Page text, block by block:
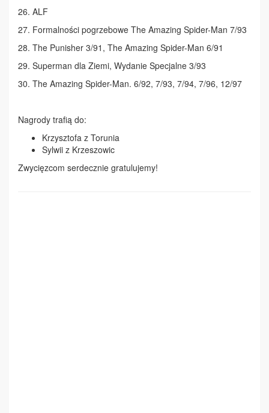
26. ALF
27. Formalności pogrzebowe The Amazing Spider-Man 7/93
28. The Punisher 3/91, The Amazing Spider-Man 6/91
29. Superman dla Ziemi, Wydanie Specjalne 3/93
30. The Amazing Spider-Man. 6/92, 7/93, 7/94, 7/96, 12/97
Nagrody trafią do:
Krzysztofa z Torunia
Sylwii z Krzeszowic
Zwycięzcom serdecznie gratulujemy!